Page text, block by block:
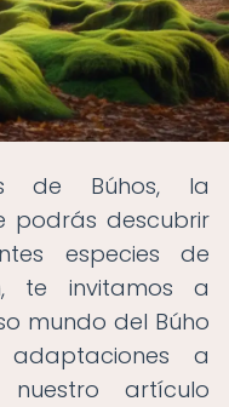
de Búhos, la
podrás descubrir
especies de
te invitamos a
mundo del Búho
a
nuestro artículo